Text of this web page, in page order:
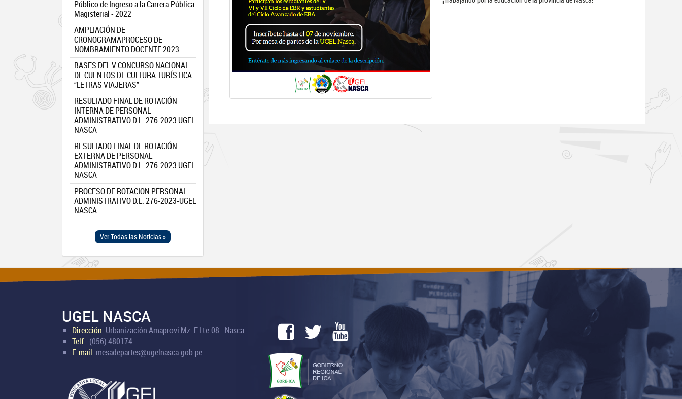
Público de Ingreso a la Carrera Pública
Magisterial - 2022
AMPLIACIÓN DE
CRONOGRAMAPROCESO DE
NOMBRAMIENTO DOCENTE 2023
BASES DEL V CONCURSO NACIONAL
DE CUENTOS DE CULTURA TURÍSTICA
“LETRAS VIAJERAS”
RESULTADO FINAL DE ROTACIÓN
INTERNA DE PERSONAL
ADMINISTRATIVO D.L. 276-2023 UGEL
NASCA
RESULTADO FINAL DE ROTACIÓN
EXTERNA DE PERSONAL
ADMINISTRATIVO D.L. 276-2023 UGEL
NASCA
PROCESO DE ROTACION PERSONAL
ADMINISTRATIVO D.L. 276-2023-UGEL
NASCA
Ver Todas las Noticias »
UGEL NASCA
Dirección: Urbanización Amaprovi Mz: F Lte:08 - Nasca
Telf.: (056) 480174
E-mail: mesadepartes@ugelnasca.gob.pe